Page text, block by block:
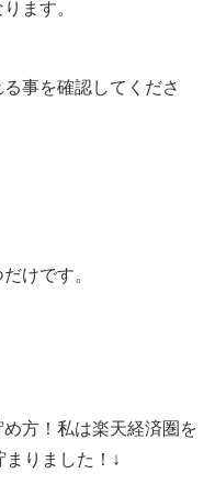
ます。
事を確認してくださ
けです。
め方！私は楽天経済圏を
りました！↓